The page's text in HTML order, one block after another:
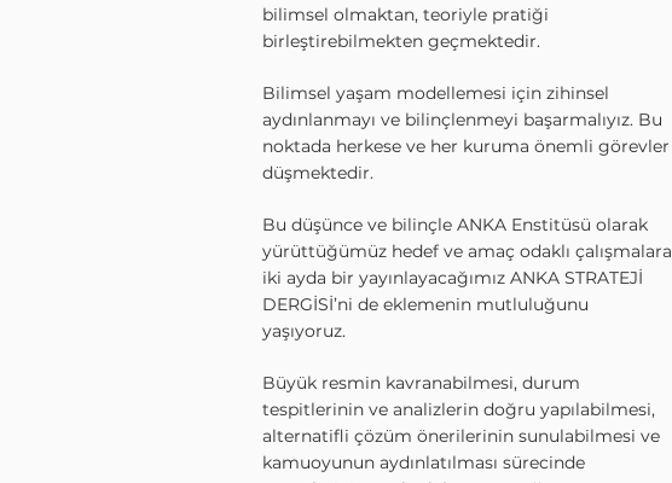
bilimsel olmaktan, teoriyle pratiği
birleştirebilmekten geçmektedir.
Bilimsel yaşam modellemesi için zihinsel
aydınlanmayı ve bilinçlenmeyi başarmalıyız. Bu
noktada herkese ve her kuruma önemli görevler
düşmektedir.
Bu düşünce ve bilinçle ANKA Enstitüsü olarak
yürüttüğümüz hedef ve amaç odaklı çalışmalara
iki ayda bir yayınlayacağımız ANKA STRATEJİ
DERGİSİ’ni de eklemenin mutluluğunu
yaşıyoruz.
Büyük resmin kavranabilmesi, durum
tespitlerinin ve analizlerin doğru yapılabilmesi,
alternatifli çözüm önerilerinin sunulabilmesi ve
kamuoyunun aydınlatılması sürecinde